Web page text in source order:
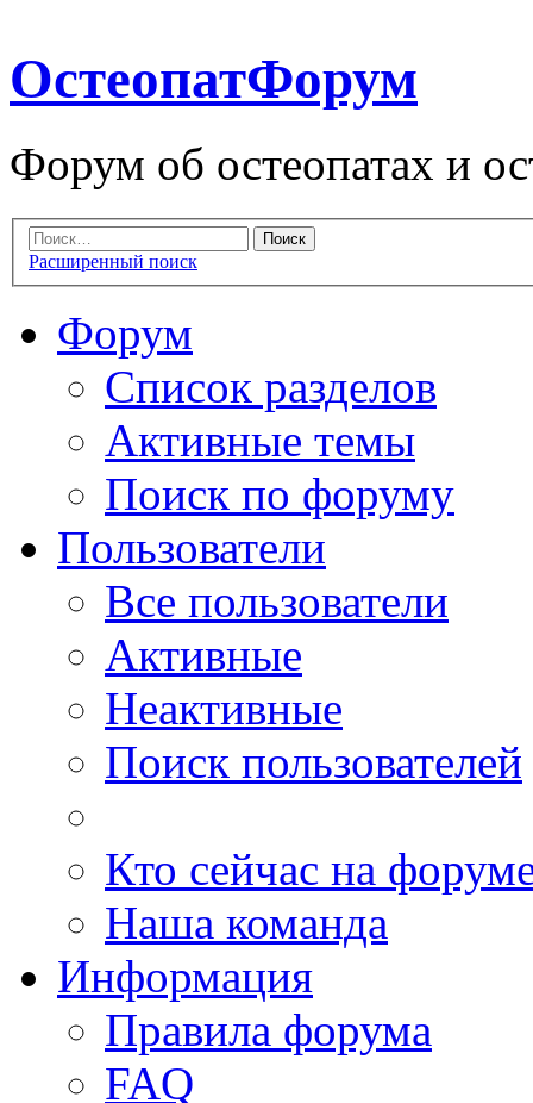
ОстеопатФорум
Форум об остеопатах и
Расширенный поиск
Форум
Список разделов
Активные темы
Поиск по форуму
Пользователи
Все пользователи
Активные
Неактивные
Поиск пользователей
Кто сейчас на
Наша команда
Информация
Правила форума
FAQ